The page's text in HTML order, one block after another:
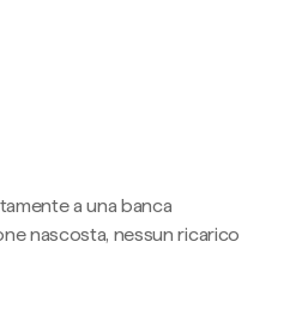
a una banca
nascosta, nessun ricarico